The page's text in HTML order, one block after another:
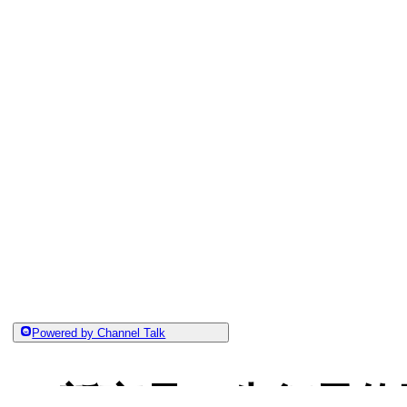
Powered by Channel Talk